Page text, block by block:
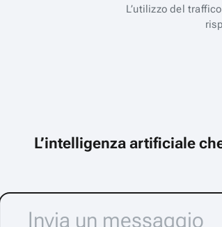
L’utilizzo del
L’intelligenza artificiale